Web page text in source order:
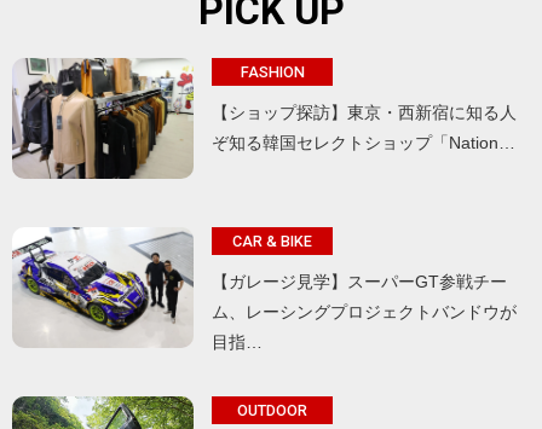
PICK UP
FASHION
【ショップ探訪】東京・西新宿に知る人
ぞ知る韓国セレクトショップ「Nation…
CAR & BIKE
【ガレージ見学】スーパーGT参戦チー
ム、レーシングプロジェクトバンドウが
目指…
OUTDOOR